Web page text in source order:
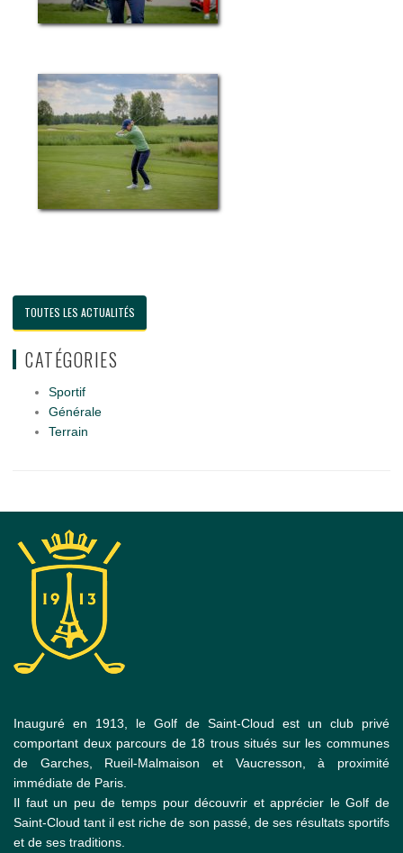
TOUTES LES ACTUALITÉS
CATÉGORIES
Sportif
Générale
Terrain
Inauguré en 1913, le Golf de Saint-Cloud est un club privé
comportant deux parcours de 18 trous situés sur les communes
de Garches, Rueil-Malmaison et Vaucresson, à proximité
immédiate de Paris.
Il faut un peu de temps pour découvrir et apprécier le Golf de
Saint-Cloud tant il est riche de son passé, de ses résultats sportifs
et de ses traditions.